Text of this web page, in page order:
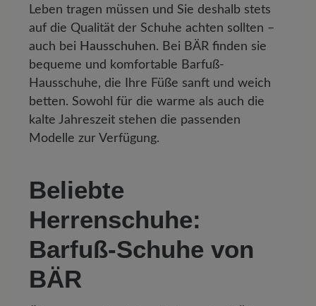
Leben tragen müssen und Sie deshalb stets
auf die Qualität der Schuhe achten sollten –
auch bei Hausschuhen. Bei BÄR finden sie
bequeme und komfortable Barfuß-
Hausschuhe, die Ihre Füße sanft und weich
betten. Sowohl für die warme als auch die
kalte Jahreszeit stehen die passenden
Modelle zur Verfügung.
Beliebte
Herrenschuhe:
Barfuß-Schuhe von
BÄR